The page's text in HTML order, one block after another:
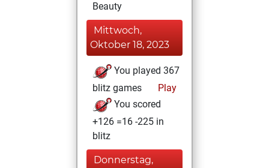
Beauty
Mittwoch,
Oktober 18, 2023
You played 367
blitz games
Play
You scored
+126 =16 -225 in
blitz
Donnerstag,